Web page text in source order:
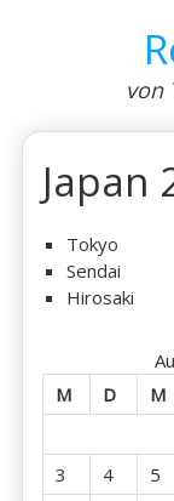
von
Japan
Tokyo
Sendai
Hirosaki
M
D M
3
4 5